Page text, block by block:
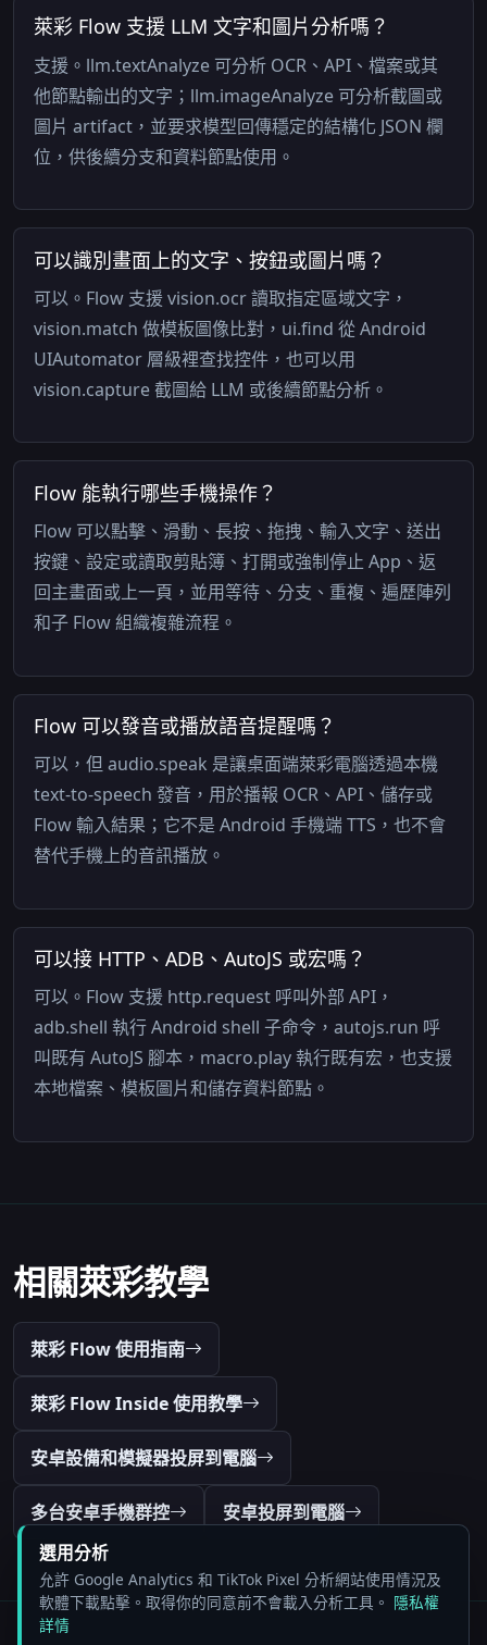
萊彩 Flow 支援 LLM 文字和圖片分析嗎？
支援。llm.textAnalyze 可分析 OCR、API、檔案或其
他節點輸出的文字；llm.imageAnalyze 可分析截圖或
圖片 artifact，並要求模型回傳穩定的結構化 JSON 欄
位，供後續分支和資料節點使用。
可以識別畫面上的文字、按鈕或圖片嗎？
可以。Flow 支援 vision.ocr 讀取指定區域文字，
vision.match 做模板圖像比對，ui.find 從 Android
UIAutomator 層級裡查找控件，也可以用
vision.capture 截圖給 LLM 或後續節點分析。
Flow 能執行哪些手機操作？
Flow 可以點擊、滑動、長按、拖拽、輸入文字、送出
按鍵、設定或讀取剪貼簿、打開或強制停止 App、返
回主畫面或上一頁，並用等待、分支、重複、遍歷陣列
和子 Flow 組織複雜流程。
Flow 可以發音或播放語音提醒嗎？
可以，但 audio.speak 是讓桌面端萊彩電腦透過本機
text-to-speech 發音，用於播報 OCR、API、儲存或
Flow 輸入結果；它不是 Android 手機端 TTS，也不會
替代手機上的音訊播放。
可以接 HTTP、ADB、AutoJS 或宏嗎？
可以。Flow 支援 http.request 呼叫外部 API，
adb.shell 執行 Android shell 子命令，autojs.run 呼
叫既有 AutoJS 腳本，macro.play 執行既有宏，也支援
本地檔案、模板圖片和儲存資料節點。
相關萊彩教學
萊彩 Flow 使用指南
萊彩 Flow Inside 使用教學
安卓設備和模擬器投屏到電腦
多台安卓手機群控
安卓投屏到電腦
選用分析
允許 Google Analytics 和 TikTok Pixel 分析網站使用情況及
軟體下載點擊。取得你的同意前不會載入分析工具。 隱私權
詳情